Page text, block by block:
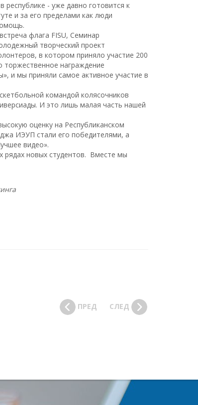
- уже давно готовится к
и за его пределами как люди
флага FISU, Семинар
творческий проект
в котором приняло участие 200
награждение
и мы приняли самое активное участие в
командой колясочников
И это лишь малая часть нашей
оценку на Республиканском
ИЭУП стали его победителями, а
видео».
рядах новых студентов. Вместе мы
ПРЕД СЛЕД